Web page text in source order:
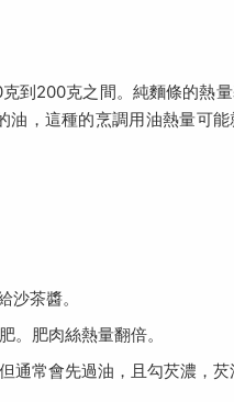
到200克之間。純麵條的熱
油，這種的烹調用油熱量可
茶醬。
。肥肉絲熱量翻倍。
通常會先過油，且勾芡濃，芡